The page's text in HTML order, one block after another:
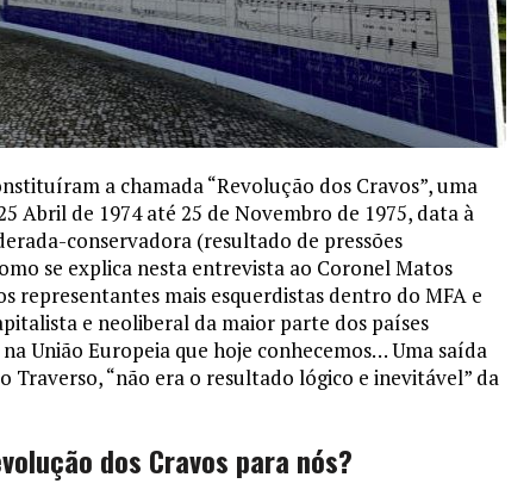
a chamada “Revolução dos Cravos”, uma
Abril de 1974 até 25 de Novembro de 1975, data à
conservadora (resultado de pressões
se explica nesta entrevista ao Coronel Matos
representantes mais esquerdistas dentro do MFA e
e neoliberal da maior parte dos países
União Europeia que hoje conhecemos… Uma saída
Traverso, “não era o resultado lógico e inevitável” da
dos Cravos para nós?